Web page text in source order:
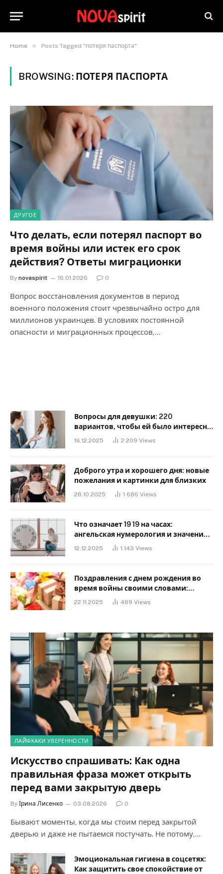
Home » Posts Tagged "потеря паспорта"
BROWSING: ПОТЕРЯ ПАСПОРТА
ДРУГОЕ
Что делать, если потерял паспорт во
время войны или истек его срок
действия? Ответы миграционки
By novaspirit 16.01.2026 0
Вопрос восстановления документов в период
военного положения стоит чрезвычайно остро для
миллионов украинцев. В условиях постоянной
опасности и миграционных процессов,…
Вопросы для девушки: 220
вариантов, чтобы ей было интересно
16.12.2025 2 209 Views
Доброго утра и хорошего дня: новые
пожелания и картинки для близких
28.10.2025 1 686 Views
Что означает 19 19 на часах:
ангельская нумерология и значение
12.12.2025 1 143 Views
Поздравления с днем ​​рождения во
время войны своими словами:
Слова, дающие надежду и силу
22.11.2025 489 Views
ЛАЙФХАКИ УВЕРЕННОСТИ
Искусство спрашивать: Как одна
правильная фраза может открыть
перед вами закрытую дверь
By Ірина Лисенко 03.08.2026 0
Бывают моменты, когда мы стоим перед закрытой
дверью и даже не пытаемся постучать. Не потому,…
Эмоциональная гигиена в соцсетях:
Как защитить свое спокойствие от